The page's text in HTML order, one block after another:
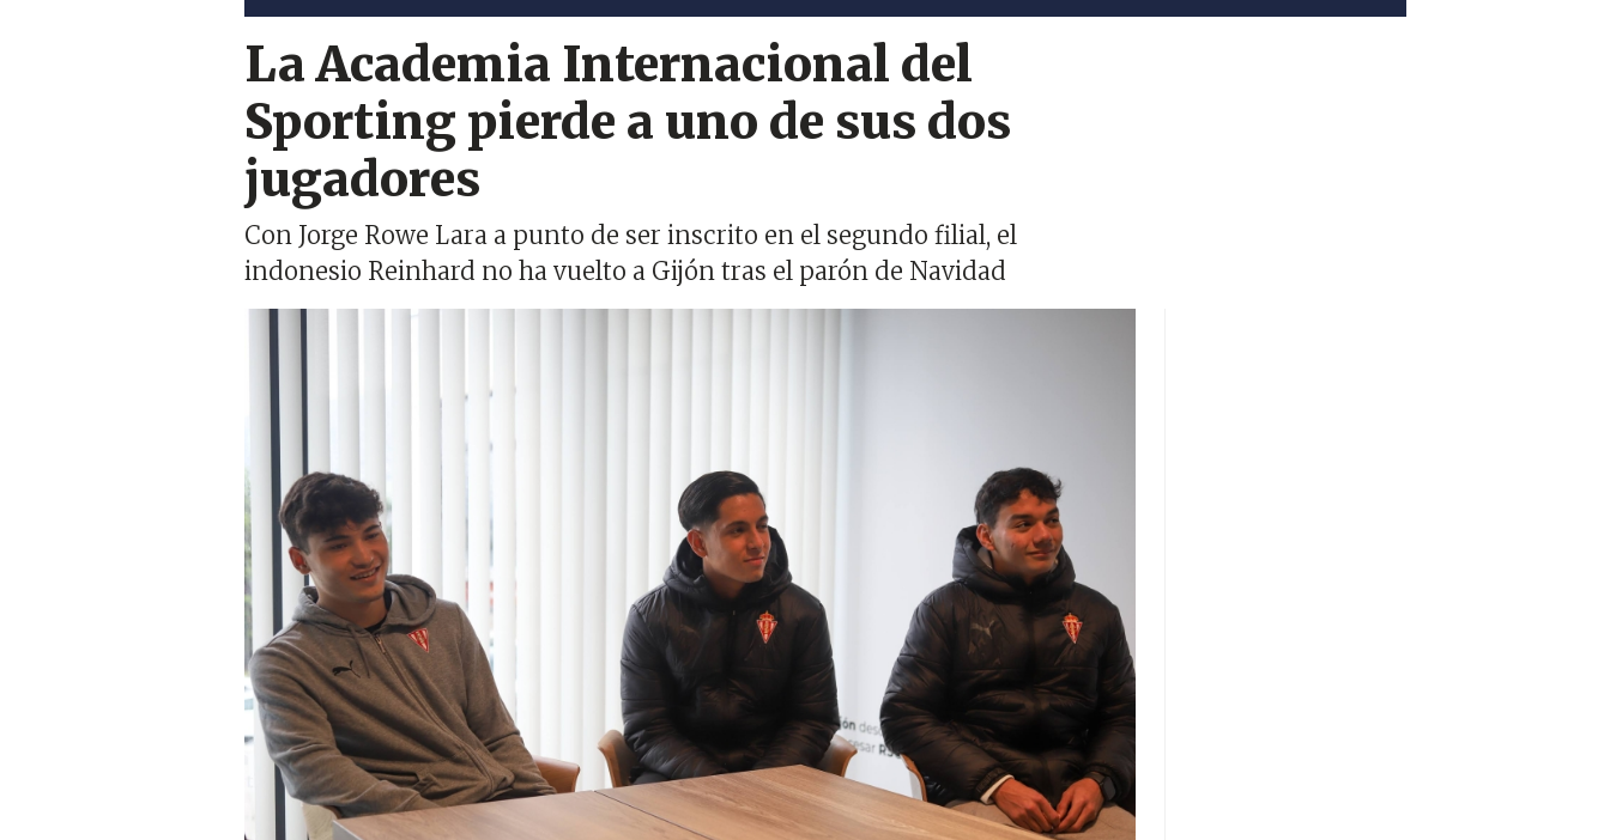
La Academia Internacional del
Sporting pierde a uno de sus dos
jugadores
Con Jorge Rowe Lara a punto de ser inscrito en el segundo filial, el
indonesio Reinhard no ha vuelto a Gijón tras el parón de Navidad